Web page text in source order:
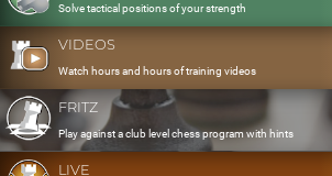
Solve tactical positions of your strength
VIDEOS
Watch hours and hours of training videos
FRITZ
Play against a club level chess program with hints
LIVE